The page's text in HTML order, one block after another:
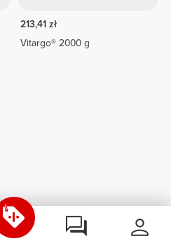
213,41 zł
Vitargo® 2000 g